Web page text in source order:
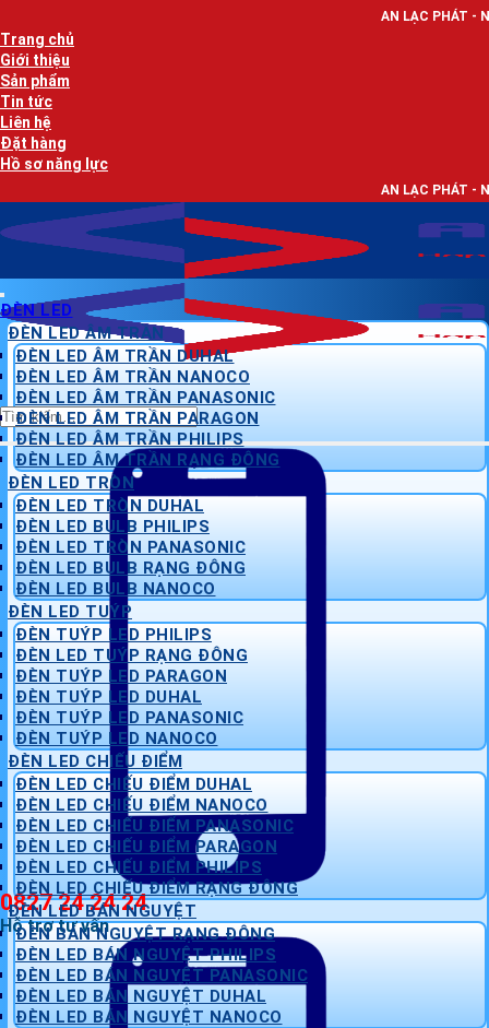
qua
nội
dung
AN LẠC PHÁT - NHÀ PHÂN PHỐI
Trang chủ
Giới thiệu
Sản phẩm
Tin tức
Liên hệ
Đặt hàng
Hồ sơ năng lực
AN LẠC PHÁT - NHÀ PHÂN PHỐI
Tìm
kiếm:
0827 24 24 24
Hỗ trợ tư vấn
ĐÈN LED
ĐÈN LED ÂM TRẦN
ĐÈN LED ÂM TRẦN DUHAL
ĐÈN LED ÂM TRẦN NANOCO
ĐÈN LED ÂM TRẦN PANASONIC
ĐÈN LED ÂM TRẦN PARAGON
ĐÈN LED ÂM TRẦN PHILIPS
ĐÈN LED ÂM TRẦN RẠNG ĐÔNG
ĐÈN LED TRÒN
ĐÈN LED TRÒN DUHAL
ĐÈN LED BULB PHILIPS
ĐÈN LED TRÒN PANASONIC
ĐÈN LED BULB RẠNG ĐÔNG
ĐÈN LED BULB NANOCO
ĐÈN LED TUÝP
ĐÈN TUÝP LED PHILIPS
ĐÈN LED TUÝP RẠNG ĐÔNG
ĐÈN TUÝP LED PARAGON
ĐÈN TUÝP LED DUHAL
ĐÈN TUÝP LED PANASONIC
ĐÈN TUÝP LED NANOCO
ĐÈN LED CHIẾU ĐIỂM
ĐÈN LED CHIẾU ĐIỂM DUHAL
ĐÈN LED CHIẾU ĐIỂM NANOCO
ĐÈN LED CHIẾU ĐIỂM PANASONIC
ĐÈN LED CHIẾU ĐIỂM PARAGON
ĐÈN LED CHIẾU ĐIỂM PHILIPS
ĐÈN LED CHIẾU ĐIỂM RẠNG ĐÔNG
ĐÈN LED BÁN NGUYỆT
ĐÈN BÁN NGUYỆT RẠNG ĐÔNG
ĐÈN LED BÁN NGUYỆT PHILIPS
ĐÈN LED BÁN NGUYỆT PANASONIC
ĐÈN LED BÁN NGUYỆT DUHAL
ĐÈN LED BÁN NGUYỆT NANOCO